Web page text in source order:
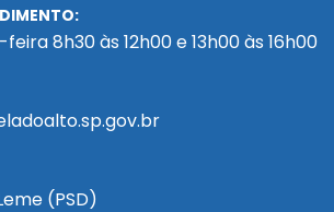
8h30 às 12h00 e 13h00 às 16h00
(PSD)